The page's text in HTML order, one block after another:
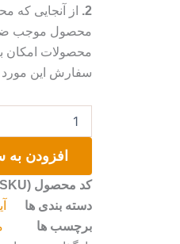
2.
از آنجایی
محصول موجب
محصولات امکان
سفارش این مورد
چوبی
افزودن به
کد محصول (SKU)
دسته بندی ها
برچسب ها